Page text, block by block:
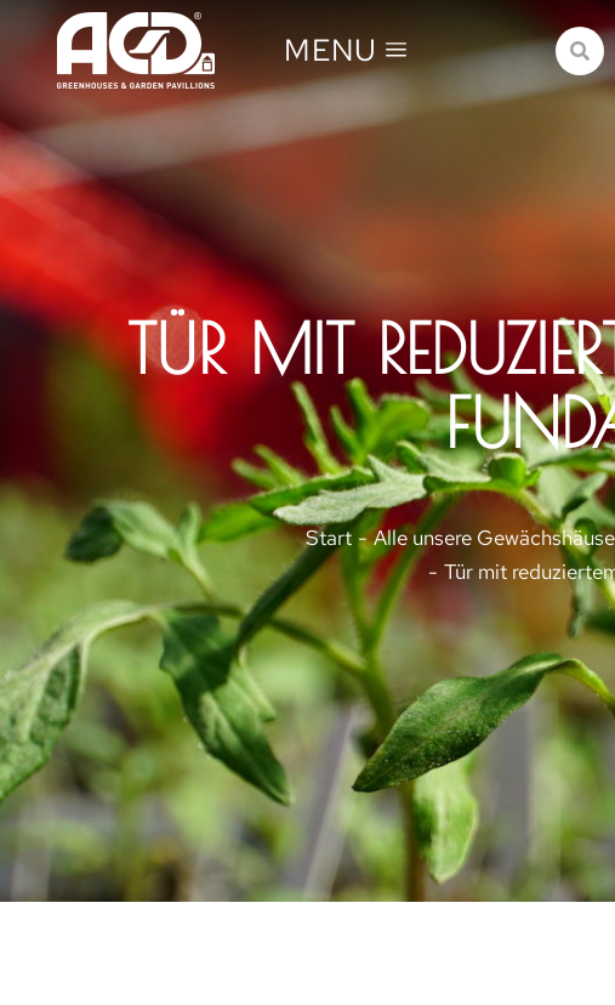
MENU
TÜR MIT
Sie befinden sich hier:Start Alle unsere
Tür mit